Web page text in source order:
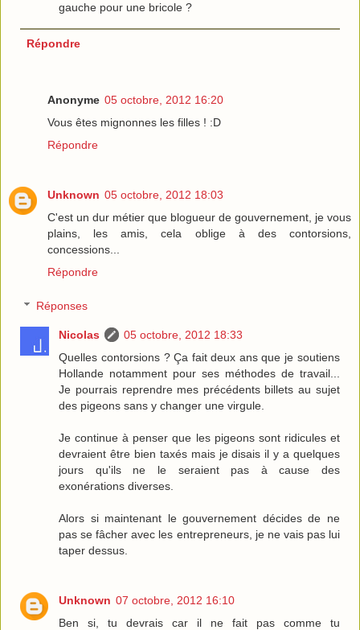
gauche pour une bricole ?
Répondre
Anonyme 05 octobre, 2012 16:20
Vous êtes mignonnes les filles ! :D
Répondre
Unknown 05 octobre, 2012 18:03
C'est un dur métier que blogueur de gouvernement, je vous
plains, les amis, cela oblige à des contorsions,
concessions...
Répondre
Réponses
Nicolas
05 octobre, 2012 18:33
Quelles contorsions ? Ça fait deux ans que je soutiens
Hollande notamment pour ses méthodes de travail...
Je pourrais reprendre mes précédents billets au sujet
des pigeons sans y changer une virgule.
Je continue à penser que les pigeons sont ridicules et
devraient être bien taxés mais je disais il y a quelques
jours qu'ils ne le seraient pas à cause des
exonérations diverses.
Alors si maintenant le gouvernement décides de ne
pas se fâcher avec les entrepreneurs, je ne vais pas lui
taper dessus.
Unknown 07 octobre, 2012 16:10
Ben si, tu devrais car il ne fait pas comme tu